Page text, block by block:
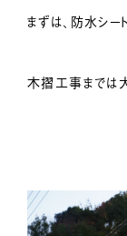
まずは、防水シー
木摺工事までは